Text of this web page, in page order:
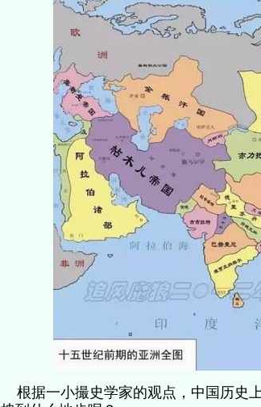
根据一小撮史学家的观点，中国历史